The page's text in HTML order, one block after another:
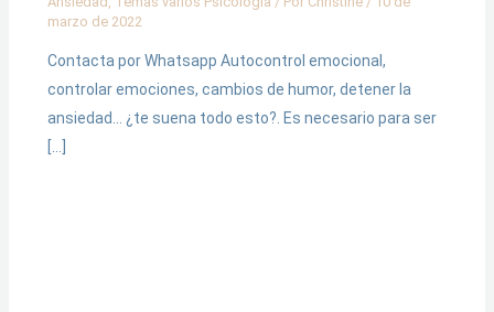
marzo de 2022
Contacta por Whatsapp Autocontrol emocional,
controlar emociones, cambios de humor, detener la
ansiedad… ¿te suena todo esto?. Es necesario para ser